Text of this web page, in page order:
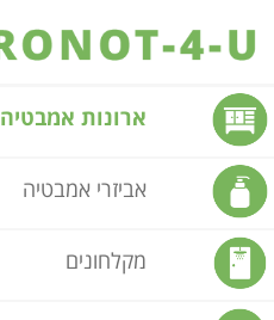
ארונות אמבטיה
אביזרי אמבטיה
מקלחונים